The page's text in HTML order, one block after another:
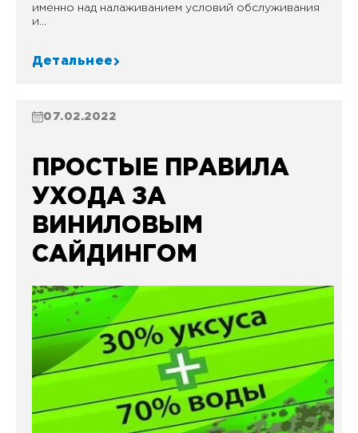
именно над налаживанием условий обслуживания
и...
Детальнее
07.02.2022
ПРОСТЫЕ ПРАВИЛА
УХОДА ЗА
ВИНИЛОВЫМ
САЙДИНГОМ